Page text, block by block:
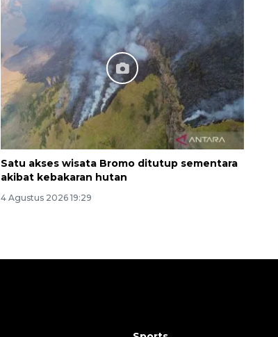
Satu akses wisata Bromo ditutup sementara
akibat kebakaran hutan
4 Agustus 2026 19:29